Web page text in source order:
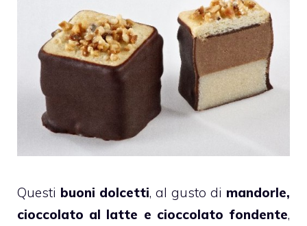
Questi buoni dolcetti, al gusto di mandorle,
cioccolato al latte e cioccolato fondente,